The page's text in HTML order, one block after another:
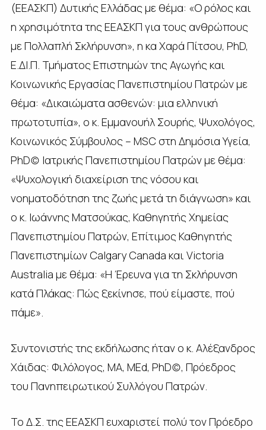
(ΕΕΑΣΚΠ) Δυτικής Ελλάδας με θέμα: «Ο ρόλος και
η χρησιμότητα της ΕΕΑΣΚΠ για τους ανθρώπους
με Πολλαπλή Σκλήρυνση», η κα Χαρά Πίτσου, PhD,
Ε.ΔΙ.Π. Τμήματος Επιστημών της Αγωγής και
Κοινωνικής Εργασίας Πανεπιστημίου Πατρών με
θέμα: «Δικαιώματα ασθενών: μια ελληνική
πρωτοτυπία», ο κ. Εμμανουήλ Σουρής, Ψυχολόγος,
Κοινωνικός Σύμβουλος – MSC στη Δημόσια Υγεία,
PhD(c) Ιατρικής Πανεπιστημίου Πατρών με θέμα:
«Ψυχολογική διαχείριση της νόσου και
νοηματοδότηση της ζωής μετά τη διάγνωση» και
ο κ. Ιωάννης Ματσούκας, Καθηγητής Χημείας
Πανεπιστημίου Πατρών, Επίτιμος Καθηγητής
Πανεπιστημίων Calgary Canada και Victoria
Australia με θέμα: «Η Έρευνα για τη Σκλήρυνση
κατά Πλάκας: Πώς ξεκίνησε, πού είμαστε, πού
πάμε».
Συντονιστής της εκδήλωσης ήταν ο κ. Αλέξανδρος
Χάιδας: Φιλόλογος, ΜA, ΜEd, PhD(c), Πρόεδρος
του Πανηπειρωτικού Συλλόγου Πατρών.
Το Δ.Σ. της ΕΕΑΣΚΠ ευχαριστεί πολύ τον Πρόεδρο